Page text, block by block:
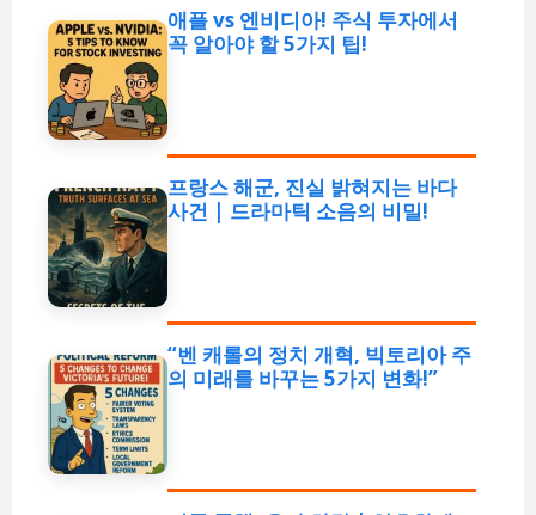
애플 vs 엔비디아! 주식 투자에서
꼭 알아야 할 5가지 팁!
프랑스 해군, 진실 밝혀지는 바다
사건 | 드라마틱 소음의 비밀!
“벤 캐롤의 정치 개혁, 빅토리아 주
의 미래를 바꾸는 5가지 변화!”